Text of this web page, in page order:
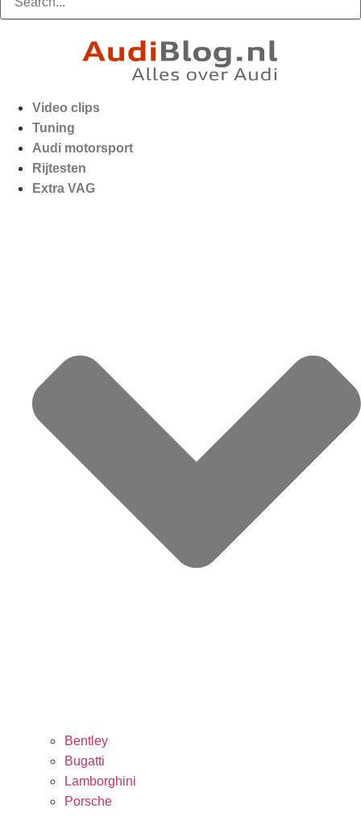
Video clips
Tuning
Audi motorsport
Rijtesten
Extra VAG
Bentley
Bugatti
Lamborghini
Porsche